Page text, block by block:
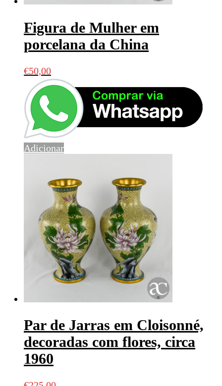
Figura de Mulher em
porcelana da China
€50,00
Adicionar
Par de Jarras em Cloisonné,
decoradas com flores, circa
1960